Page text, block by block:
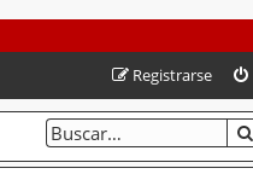
Registrarse